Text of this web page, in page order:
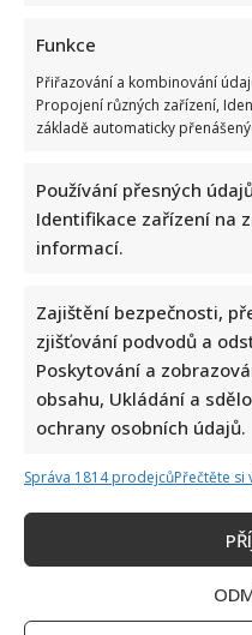
Funkce
Přiřazování a kombinování
Propojení různých zařízení,
základě automaticky
Používání přesných
Identifikace zařízení na
informací.
Zajištění bezpečnosti,
zjišťování podvodů a
Poskytování a
obsahu, Ukládání a
ochrany osobních údajů.
Správa 1814 prodejcůPřečtěte si
more
Kate
a
William
potěšili
přáním:
Rok
2025
zachytili
rodinnými
poselstvím
Princezna Kate
Vynesla i vzácnou
Viktorii
Iveta Kohoutová 8.
Král Karel III. hostil
manželkou, kteří přijeli
Británie. Princezna Kate...
VíceRead